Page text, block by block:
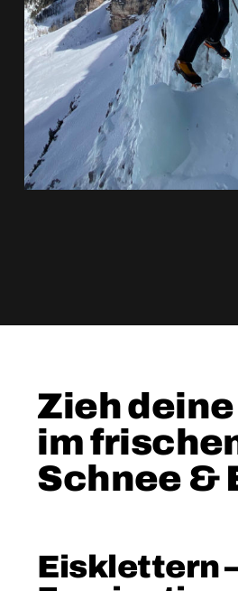
Zieh
im
Schnee &
Eisklettern